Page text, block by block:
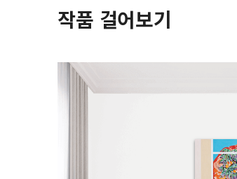
작품 걸어보기